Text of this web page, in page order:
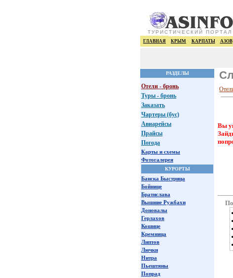
ТУРИСТИЧЕСКИЙ ПОРТАЛ
ГЛАВНАЯ КРЫМ КАРПАТЫ АЗОВ
РАЗДЕЛЫ
Отели - бронь
Туры - бронь
Заказать
Чартеры (бус)
Авиарейсы
Прайсы
Погода
Карты и схемы
Фотогалерея
КУРОРТЫ
Банска Быстрица
Бойнице
Братислава
Вышние Ружбахи
Доновалы
Герлахов
Кошице
Кремница
Липтов
Лючки
Нитра
Пьештяны
Попрад
Вы